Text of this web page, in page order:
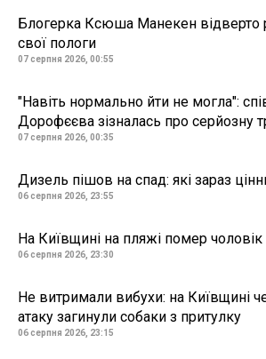
Блогерка Ксюша Манекен відверто
свої пологи
07 серпня 2026, 00:55
"Навіть нормально йти не могла":
Дорофєєва зізналась про серйозну
07 серпня 2026, 00:35
Дизель пішов на спад: які зараз
06 серпня 2026, 23:55
На Київщині на пляжі помер чоловік
06 серпня 2026, 23:30
Не витримали вибухи: на Київщині
атаку загинули собаки з притулку
06 серпня 2026, 23:15